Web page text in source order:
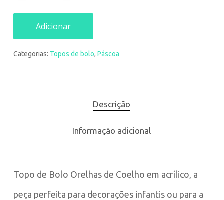
Adicionar
Categorias: Topos de bolo, Páscoa
Descrição
Informação adicional
Topo de Bolo Orelhas de Coelho em acrílico, a
peça perfeita para decorações infantis ou para a